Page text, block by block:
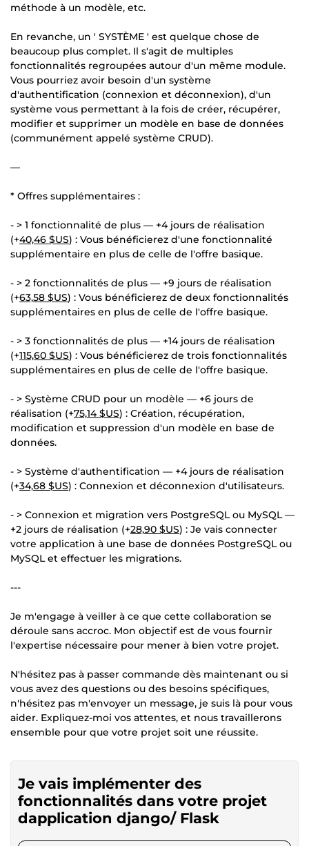
méthode à un modèle, etc.
En revanche, un ' SYSTÈME ' est quelque chose de
beaucoup plus complet. Il s'agit de multiples
fonctionnalités regroupées autour d'un même module.
Vous pourriez avoir besoin d'un système
d'authentification (connexion et déconnexion), d'un
système vous permettant à la fois de créer, récupérer,
modifier et supprimer un modèle en base de données
(communément appelé système CRUD).
—
* Offres supplémentaires :
- > 1 fonctionnalité de plus — +4 jours de réalisation
(+40,46 $US) : Vous bénéficierez d'une fonctionnalité
supplémentaire en plus de celle de l'offre basique.
- > 2 fonctionnalités de plus — +9 jours de réalisation
(+63,58 $US) : Vous bénéficierez de deux fonctionnalités
supplémentaires en plus de celle de l'offre basique.
- > 3 fonctionnalités de plus — +14 jours de réalisation
(+115,60 $US) : Vous bénéficierez de trois fonctionnalités
supplémentaires en plus de celle de l'offre basique.
- > Système CRUD pour un modèle — +6 jours de
réalisation (+75,14 $US) : Création, récupération,
modification et suppression d'un modèle en base de
données.
- > Système d'authentification — +4 jours de réalisation
(+34,68 $US) : Connexion et déconnexion d'utilisateurs.
- > Connexion et migration vers PostgreSQL ou MySQL —
+2 jours de réalisation (+28,90 $US) : Je vais connecter
votre application à une base de données PostgreSQL ou
MySQL et effectuer les migrations.
---
Je m'engage à veiller à ce que cette collaboration se
déroule sans accroc. Mon objectif est de vous fournir
l'expertise nécessaire pour mener à bien votre projet.
N'hésitez pas à passer commande dès maintenant ou si
vous avez des questions ou des besoins spécifiques,
n'hésitez pas m'envoyer un message, je suis là pour vous
aider. Expliquez-moi vos attentes, et nous travaillerons
ensemble pour que votre projet soit une réussite.
Je vais implémenter des
fonctionnalités dans votre projet
dapplication django/ Flask